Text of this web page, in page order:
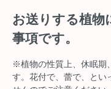
お送りする植物
事項です。
※植物の性質上、休眠期
す。花付で、蕾で、とい